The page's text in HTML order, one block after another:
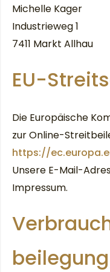
Michelle Kager
Industrieweg 1
7411 Markt Allhau
EU-
Die Europäische
zur Online-
https://
Unsere E-Mail-
Impressum.